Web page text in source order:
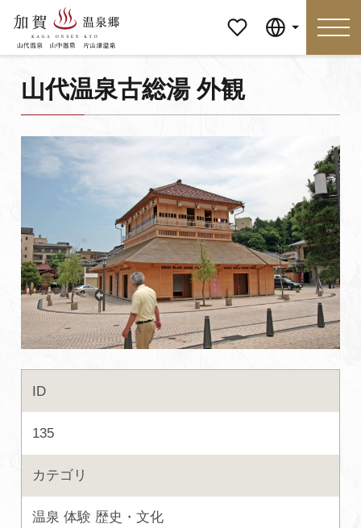
ージ
おすすめの過ごし方
食べる
おみやげ イベント
泊まる アクセス
マイページ
加賀に泊まって！北陸巡り♪
ご当地グルメ
Language
山代温泉古総湯 外観
ID
135
カテゴリ
温泉 体験 歴史・文化